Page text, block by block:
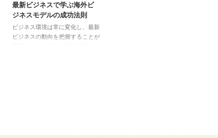
最新ビジネスで学ぶ海外ビ
ジネスモデルの成功法則
ビジネス環境は常に変化し、最新
ビジネスの動向を把握することが
の新しいビジネスモデルや、欧米